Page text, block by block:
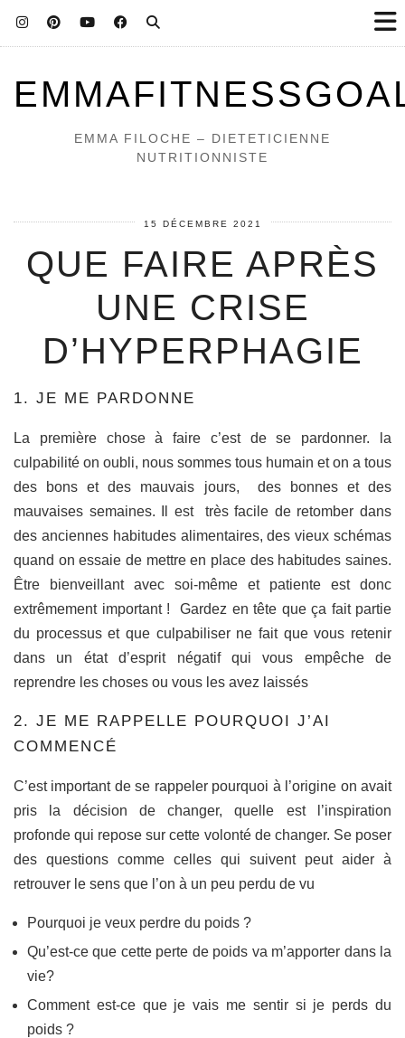
EMMA FILOCHE – DIETETICIENNE
NUTRITIONNISTE
15 DÉCEMBRE 2021
QUE FAIRE APRÈS
UNE CRISE
D’HYPERPHAGIE
1. JE ME PARDONNE
La première chose à faire c’est de se pardonner. la
culpabilité on oubli, nous sommes tous humain et on a tous
des bons et des mauvais jours, des bonnes et des
mauvaises semaines. Il est très facile de retomber dans
des anciennes habitudes alimentaires, des vieux schémas
quand on essaie de mettre en place des habitudes saines.
Être bienveillant avec soi-même et patiente est donc
extrêmement important ! Gardez en tête que ça fait partie
du processus et que culpabiliser ne fait que vous retenir
dans un état d’esprit négatif qui vous empêche de
reprendre les choses ou vous les avez laissés
2. JE ME RAPPELLE POURQUOI J’AI
COMMENCÉ
C’est important de se rappeler pourquoi à l’origine on avait
pris la décision de changer, quelle est l’inspiration
profonde qui repose sur cette volonté de changer. Se poser
des questions comme celles qui suivent peut aider à
retrouver le sens que l’on à un peu perdu de vu
Pourquoi je veux perdre du poids ?
Qu’est-ce que cette perte de poids va m’apporter dans la
vie?
Comment est-ce que je vais me sentir si je perds du
poids ?